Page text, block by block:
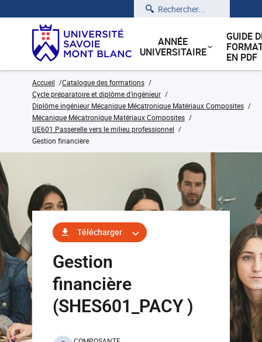
Rechercher
ANNÉE
UNIVERSITAIRE
GUIDE
EN PDF
Accueil
Catalogue des formations
Cycle préparatoire et diplôme d'ingénieur
Diplôme ingénieur Mécanique Mécatronique Matériaux Composites
Mécanique Mécatronique Matériaux Composites
UE601 Passerelle vers le milieu professionnel
Gestion financière
Télécharger
Gestion
financière
(SHES601_PACY )